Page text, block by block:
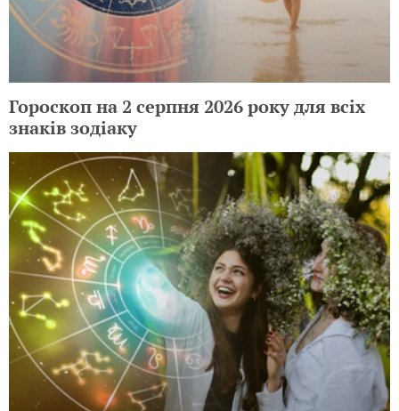
Гороскоп на 2 серпня 2026 року для всіх
знаків зодіаку